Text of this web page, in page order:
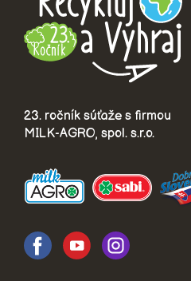
23. ročník súťaže s firmou
MILK-AGRO, spol. s.r.o.